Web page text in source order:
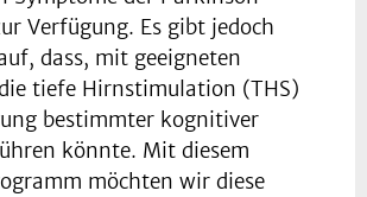
Verfügung. Es gibt jedoch
dass, mit geeigneten
tiefe Hirnstimulation (THS)
bestimmter kognitiver
könnte. Mit diesem
möchten wir diese